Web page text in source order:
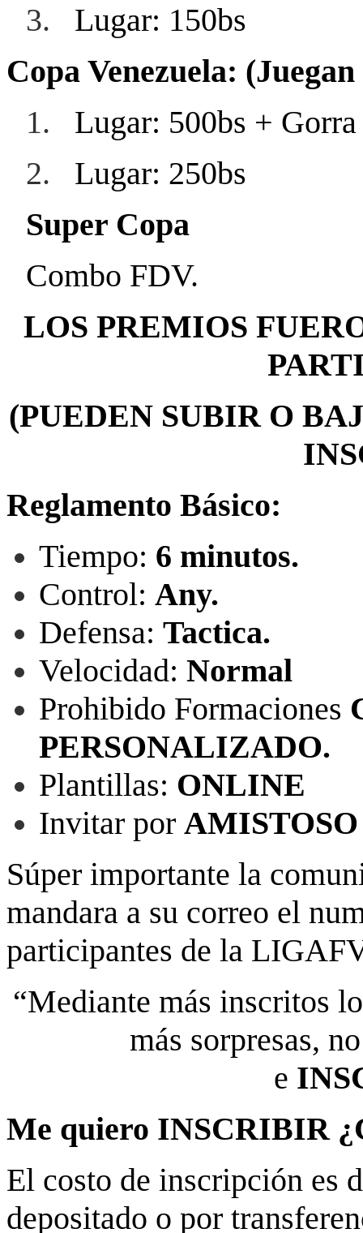
3.
Lugar: 150bs
Copa Venezuela:
1.
Lugar: 500bs +
2.
Lugar: 250bs
Super Copa
Combo FDV.
LOS PREMIOS
(PUEDEN SUBIR O
Reglamento Básico:
Tiempo: 6 minutos.
Control: Any.
Defensa: Tactica.
Velocidad: Normal
Prohibido Formaciones
PERSONALIZADO.
Plantillas: ONLINE
Invitar por
Súper importante la
mandara a su correo el
participantes de la
“Mediante más inscritos
más sorpresas,
e
Me quiero INSCRIBIR
El costo de inscripción es
depositado o por